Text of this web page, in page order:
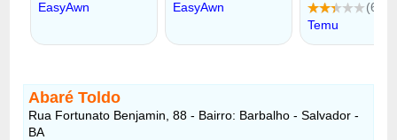
Abaré Toldo
Rua Fortunato Benjamin, 88 - Bairro: Barbalho - Salvador -
BA